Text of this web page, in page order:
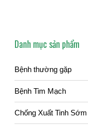
Danh mục sản phẩm
Bệnh thường gặp
Bệnh Tim Mạch
Chống Xuất Tinh Sớm